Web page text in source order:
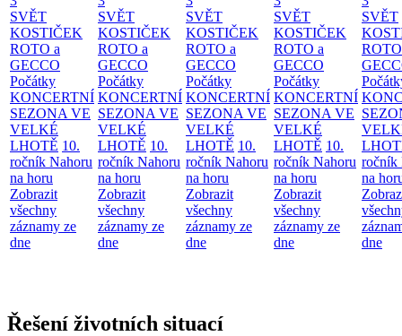
SVĚT
KOSTIČEK
ROTO a
GECCO
Počátky
KONCERTNÍ
SEZONA VE
VELKÉ
LHOTĚ 10.
ročník Nahoru
na horu
Zobrazit
všechny
záznamy ze
dne
SVĚT
KOSTIČEK
ROTO a
GECCO
Počátky
KONCERTNÍ
SEZONA VE
VELKÉ
LHOTĚ 10.
ročník Nahoru
na horu
Zobrazit
všechny
záznamy ze
dne
SVĚT
KOSTIČEK
ROTO a
GECCO
Počátky
KONCERTNÍ
SEZONA VE
VELKÉ
LHOTĚ 10.
ročník Nahoru
na horu
Zobrazit
všechny
záznamy ze
dne
SVĚT
KOSTIČEK
ROTO a
GECCO
Počátky
KONCERTNÍ
SEZONA VE
VELKÉ
LHOTĚ 10.
ročník Nahoru
na horu
Zobrazit
všechny
záznamy ze
dne
SVĚT
ročník
na
dne
Řešení životních situací